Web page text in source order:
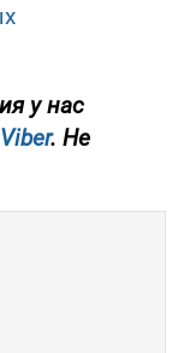
у нас
Viber. Не